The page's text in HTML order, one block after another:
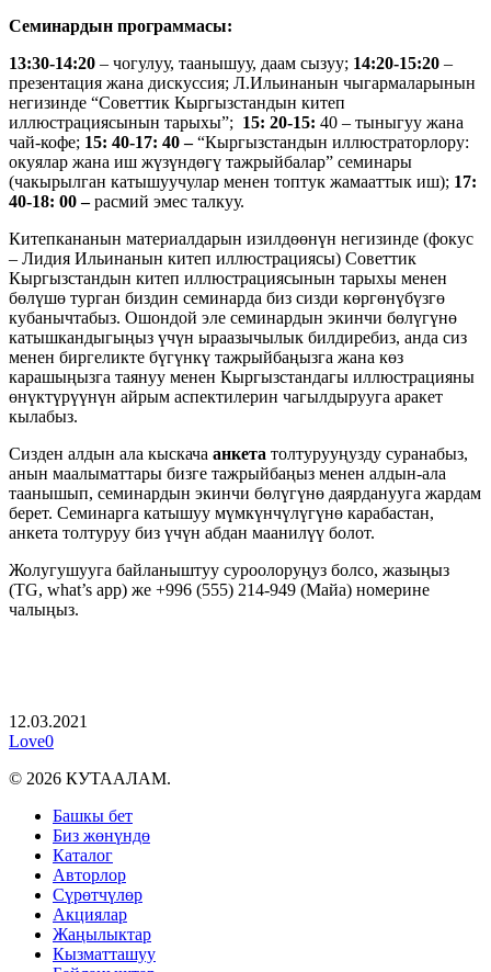
Семинардын программасы:
13:30-14:20 – чогулуу, таанышуу, даам сызуу; 14:20-15:20 –
презентация жана дискуссия; Л.Ильинанын чыгармаларынын
негизинде “Советтик Кыргызстандын китеп
иллюстрациясынын тарыхы”; 15: 20-15: 40 – тыныгуу жана
чай-кофе; 15: 40-17: 40 –“Кыргызстандын иллюстраторлору:
окуялар жана иш жүзүндөгү тажрыйбалар” семинары
(чакырылган катышуучулар менен топтук жамааттык иш); 17:
40-18: 00 –расмий эмес талкуу.
Китепкананын материалдарын изилдөөнүн негизинде (фокус
– Лидия Ильинанын китеп иллюстрациясы) Советтик
Кыргызстандын китеп иллюстрациясынын тарыхы менен
бөлүшө турган биздин семинарда биз сизди көргөнүбүзгө
кубанычтабыз. Ошондой эле семинардын экинчи бөлүгүнө
катышкандыгыңыз үчүн ыраазычылык билдиребиз, анда сиз
менен биргеликте бүгүнкү тажрыйбаңызга жана көз
карашыңызга таянуу менен Кыргызстандагы иллюстрацияны
өнүктүрүүнүн айрым аспектилерин чагылдырууга аракет
кылабыз.
Сизден алдын ала кыскача анкета толтурууңузду суранабыз,
анын маалыматтары бизге тажрыйбаңыз менен алдын-ала
таанышып, семинардын экинчи бөлүгүнө даярданууга жардам
берет. Семинарга катышуу мүмкүнчүлүгүнө карабастан,
анкета толтуруу биз үчүн абдан маанилүү болот.
Жолугушууга байланыштуу суроолоруңуз болсо, жазыңыз
(TG, what’s app) же +996 (555) 214-949 (Maйа) номерине
чалыңыз.
12.03.2021
Love0
© 2026 КУТААЛАМ.
Close
Menu
Башкы бет
Биз жөнүндө
Каталог
Авторлор
Сүрөтчүлөр
Акциялар
Жаңылыктар
Кызматташуу